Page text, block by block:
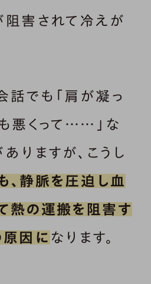
阻害されて冷えが
話でも「肩が凝っ
悪くって……」な
りますが、こうし
、静脈を圧迫し血
熱の運搬を阻害す
原因に なります。